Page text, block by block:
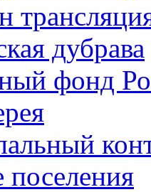
дубрава
фонд
поселения